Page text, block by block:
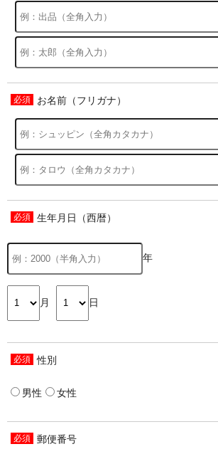
お名前（フリガナ）
生年月日（西暦）
年
月 日
性別
男性 女性
郵便番号